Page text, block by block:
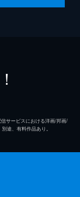
！
サービスにおける洋画/邦画/
途、有料作品あり。